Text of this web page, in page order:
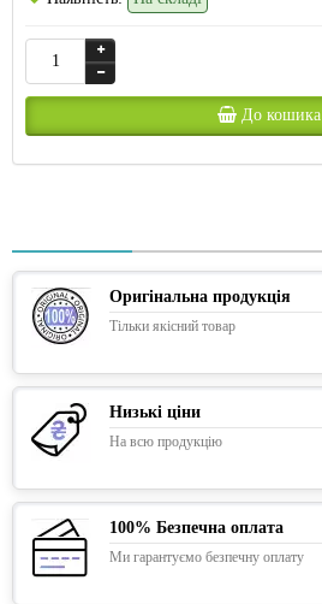
До кошика
Оригінальна продукція
Тільки якісний товар
Низькі ціни
На всю продукцію
100% Безпечна оплата
Ми гарантуємо безпечну оплату